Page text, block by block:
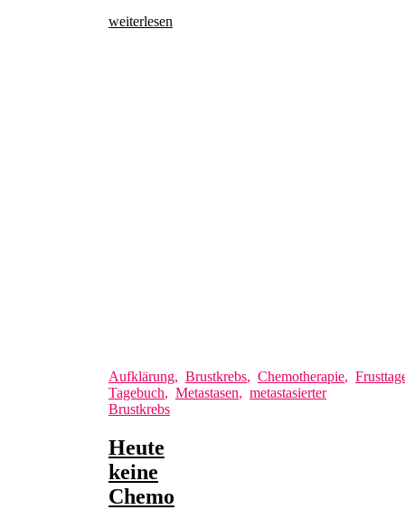
weiterlesen
Aufklärung, Brustkrebs, Chemotherapie,
Tagebuch, Metastasen, metastasierter
Brustkrebs
Heute
keine
Chemo